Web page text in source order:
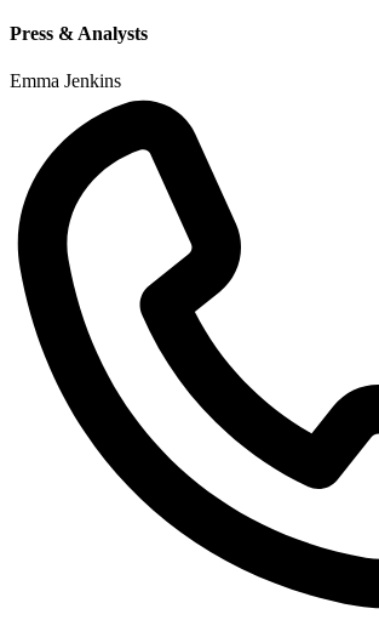
Press & Analysts
Emma Jenkins